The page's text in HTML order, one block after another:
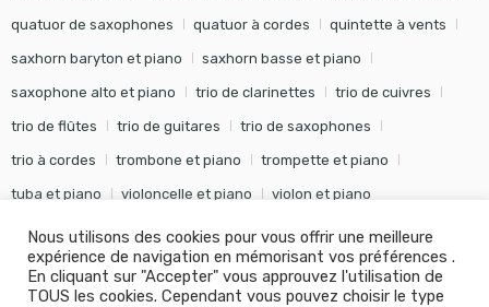
quatuor de saxophones quatuor à cordes quintette à vents
saxhorn baryton et piano saxhorn basse et piano
saxophone alto et piano trio de clarinettes trio de cuivres
trio de flûtes trio de guitares trio de saxophones
trio à cordes trombone et piano trompette et piano
tuba et piano violoncelle et piano violon et piano
Nous utilisons des cookies pour vous offrir une meilleure
expérience de navigation en mémorisant vos préférences .
En cliquant sur "Accepter" vous approuvez l'utilisation de
TOUS les cookies. Cependant vous pouvez choisir le type